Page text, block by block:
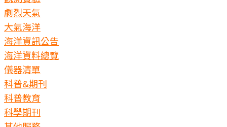
劇烈天氣
大氣海洋
海洋資訊公告
海洋資料總覽
儀器清單
科普&期刊
科普教育
科學期刊